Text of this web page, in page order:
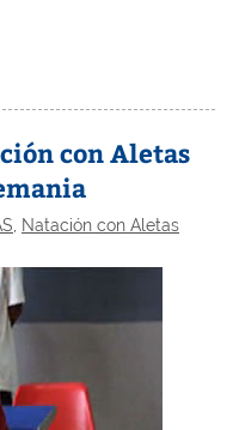
con Aletas
Natación con Aletas